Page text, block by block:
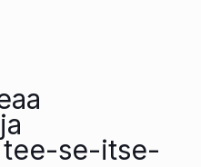
tee-se-itse-